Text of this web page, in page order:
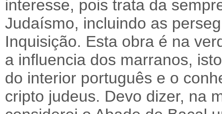
interesse, pois trata da
Judaísmo, incluindo as
Inquisição. Esta obra é na
a influencia dos marranos,
do interior português e o
cripto judeus. Devo dizer, na